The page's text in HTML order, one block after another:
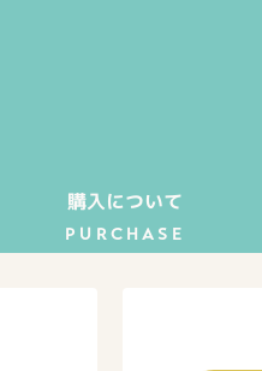
購入について
PURCHASE